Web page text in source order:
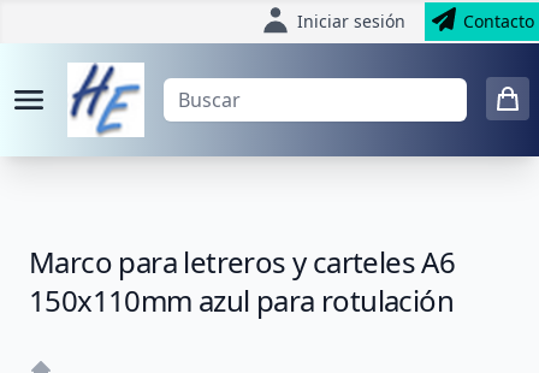
Iniciar sesión Contacto
Marco para letreros y carteles A6
150x110mm azul para rotulación